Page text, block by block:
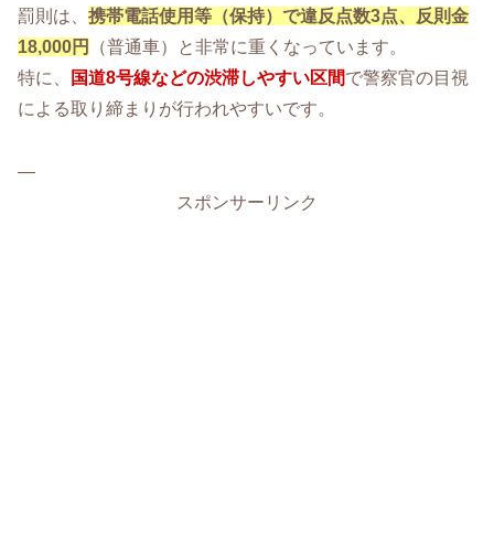
罰則は、 携帯電話使用等（保持）で違反点数3点、反則金
18,000円
（普通車）と非常に重くなっています。
特に、
国道8号線などの渋滞しやすい区間で警察官の目視
による取り締まりが行われやすいです。
—
スポンサーリンク